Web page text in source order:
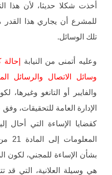
أخذت شكلا حديثا، لأن هذا
للمشرع أن يجاري هذا القدر
تلك الوسائل.
وعليه أتمنى من النيابة
وسائل الاتصال والرسائل
والفايبر أو التانغو
الإدارة العامة للتحقيقات،
كقضايا الإساءة التي أحال
بشأن الإساءة للمجني، لكون
هي وسيلة العلانية، التي قد